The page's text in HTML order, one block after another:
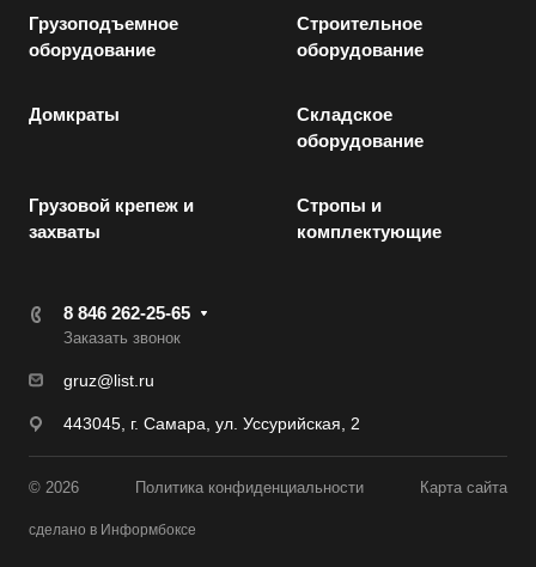
Грузоподъемное
оборудование
Строительное
оборудование
Домкраты
Складское
оборудование
Грузовой крепеж и
захваты
Стропы и
комплектующие
8 846 262-25-65
Заказать звонок
gruz@list.ru
443045, г. Самара, ул. Уссурийская, 2
© 2026 Политика конфиденциальности Карта сайта
сделано в Информбоксе